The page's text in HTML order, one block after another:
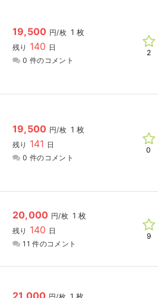
19,500 円/枚 1 枚
残り 140 日
0 件のコメント
2
19,500 円/枚 1 枚
残り 141 日
0 件のコメント
0
20,000 円/枚 1 枚
残り 140 日
11 件のコメント
9
21,000 1 枚